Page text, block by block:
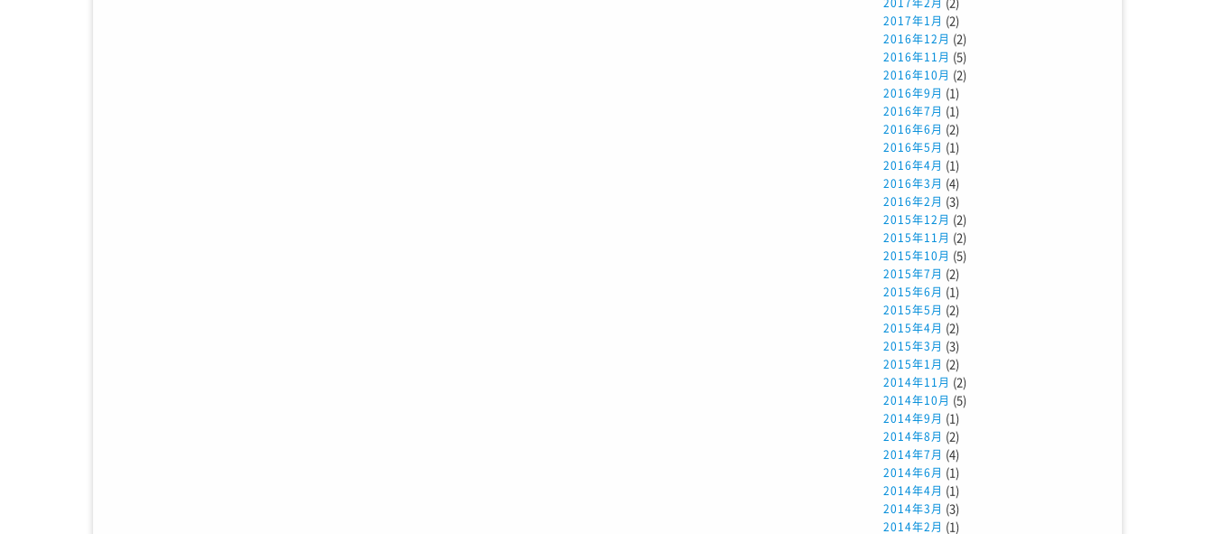
2017年1月 (2)
2016年12月 (2)
2016年11月 (5)
2016年10月 (2)
2016年9月 (1)
2016年7月 (1)
2016年6月 (2)
2016年5月 (1)
2016年4月 (1)
2016年3月 (4)
2016年2月 (3)
2015年12月 (2)
2015年11月 (2)
2015年10月 (5)
2015年7月 (2)
2015年6月 (1)
2015年5月 (2)
2015年4月 (2)
2015年3月 (3)
2015年1月 (2)
2014年11月 (2)
2014年10月 (5)
2014年9月 (1)
2014年8月 (2)
2014年7月 (4)
2014年6月 (1)
2014年4月 (1)
2014年3月 (3)
2014年2月 (1)